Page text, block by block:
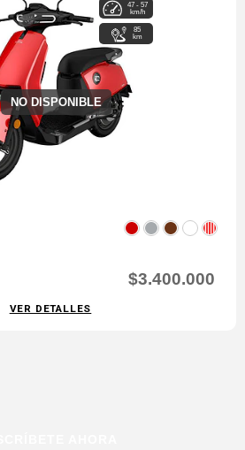
NO DISPONIBLE
47 - 57
km/h
85
km
$3.400.000
VER DETALLES